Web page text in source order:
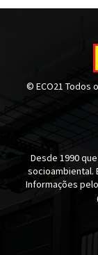
© ECO21 Todos
Desde 1990
socioambiental.
Informações